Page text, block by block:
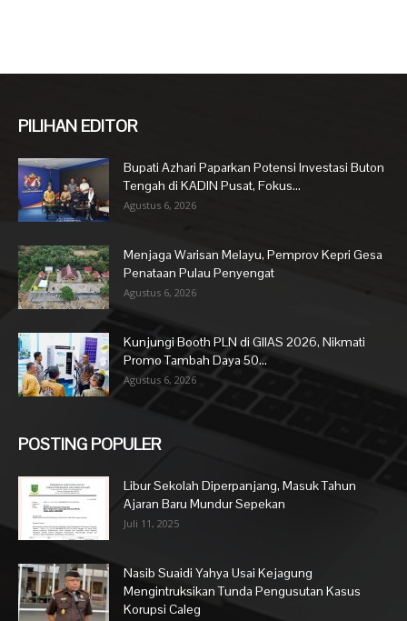
PILIHAN EDITOR
Bupati Azhari Paparkan Potensi Investasi Buton
Tengah di KADIN Pusat, Fokus...
Agustus 6, 2026
Menjaga Warisan Melayu, Pemprov Kepri Gesa
Penataan Pulau Penyengat
Agustus 6, 2026
Kunjungi Booth PLN di GIIAS 2026, Nikmati
Promo Tambah Daya 50...
Agustus 6, 2026
POSTING POPULER
Libur Sekolah Diperpanjang, Masuk Tahun
Ajaran Baru Mundur Sepekan
Juli 11, 2025
Nasib Suaidi Yahya Usai Kejagung
Mengintruksikan Tunda Pengusutan Kasus
Korupsi Caleg